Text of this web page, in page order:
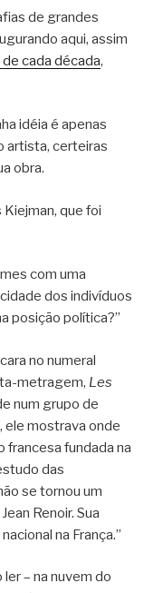
de grandes
aqui, assim
cada década,
idéia é apenas
artista, certeiras
obra.
que foi
com uma
dos indivíduos
posição política?”
no numeral
metragem, Les
num grupo de
ele mostrava onde
francesa fundada na
das
se tornou um
Renoir. Sua
na França.”
– na nuvem do